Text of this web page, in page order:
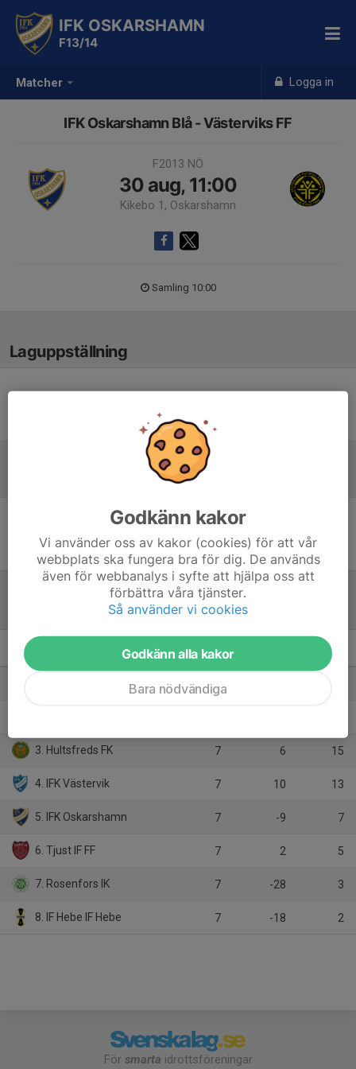
Matcher Logga in
IFK OSKARSHAMN
F13/14
IFK Oskarshamn Blå - Västerviks FF
F2013 NÖ
30 aug, 11:00
Kikebo 1, Oskarshamn
Samling 10:00
Laguppställning
Inget skrivet
F2013 NÖ M
7
3. Hultsfreds FK 7 6 15
4. IFK Västervik 7 10 13
5. IFK Oskarshamn 7 -9 7
6. Tjust IF FF 7 2 5
7. Rosenfors IK 7 -28 3
8. IF Hebe IF Hebe 7 -18 2
För smarta idrottsföreningar
Godkänn kakor
Vi använder oss av kakor (cookies) för att vår
webbplats ska fungera bra för dig. De används
även för webbanalys i syfte att hjälpa oss att
förbättra våra tjänster.
Så använder vi cookies
Godkänn alla kakor
Bara nödvändiga